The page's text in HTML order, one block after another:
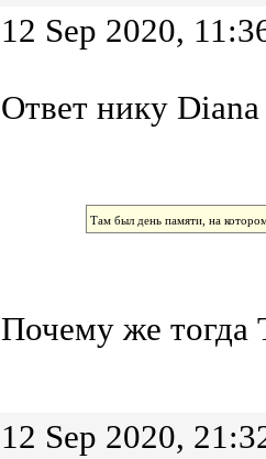
12 Sep 2020,
Ответ нику
Там был день памяти, на
Почему же
12 Sep 2020,